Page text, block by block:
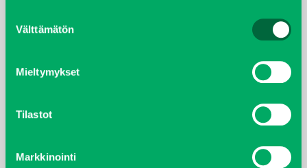
valinta
Välttämätön
Mieltymykset
Tilastot
Markkinointi
lokakuu 2021
kesäkuu 2021
tammikuu 2021